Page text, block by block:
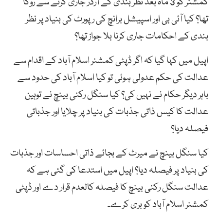
تھا؟ کیا آئی بی اور اسپیشل برانچ کی رپورٹ کی بنیاد پر نظر
بندی کے احکامات جاری کرنا بلا جواز تھا؟
اپیل میں کہا گیا کہ اگر ڈپٹی کمشنر اسلام آباد کے اقدام سے
عدالت کی حکم عدولی ہوئی تو کیا اسلام آباد کی حدود سے
باہر دیگر حکام نے نہیں کی؟ کیا سنگل رکنی بینچ نے توہین
عدالت کا کیس ذاتی جذبات کی بنیاد پر چلایا اور جذباتی
فیصلہ دیا؟
کیا سنگل بینچ نے میرٹ کے بجائے ذاتی احساسات اور جذبات
کی بنیاد پر فیصلہ دیا؟ اپیل میں استدعا کی گئی ہے کہ
عدالت سنگل رکنی بینچ کا فیصلہ کالعدم قرار دے اور ڈپٹی
کمشنر اسلام آباد کو بری کرے۔